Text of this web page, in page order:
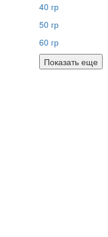
40 гр
50 гр
60 гр
Показать еще